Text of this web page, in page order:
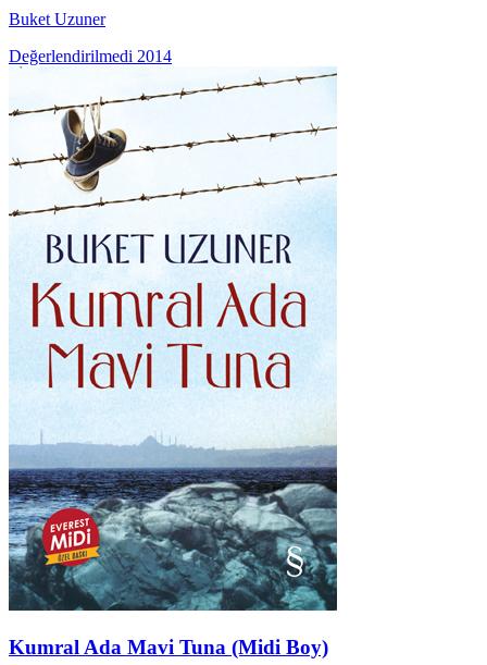
Buket Uzuner
Değerlendirilmedi 2014
Kumral Ada Mavi Tuna (Midi Boy)